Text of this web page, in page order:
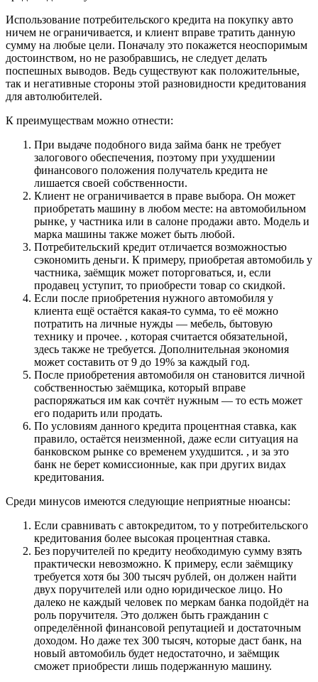
Использование потребительского кредита на покупку авто
ничем не ограничивается, и клиент вправе тратить данную
сумму на любые цели. Поначалу это покажется неоспоримым
достоинством, но не разобравшись, не следует делать
поспешных выводов. Ведь существуют как положительные,
так и негативные стороны этой разновидности кредитования
для автолюбителей.
К преимуществам можно отнести:
При выдаче подобного вида займа банк не требует
залогового обеспечения, поэтому при ухудшении
финансового положения получатель кредита не
лишается своей собственности.
Клиент не ограничивается в праве выбора. Он может
приобретать машину в любом месте: на автомобильном
рынке, у частника или в салоне продажи авто. Модель и
марка машины также может быть любой.
Потребительский кредит отличается возможностью
сэкономить деньги. К примеру, приобретая автомобиль у
частника, заёмщик может поторговаться, и, если
продавец уступит, то приобрести товар со скидкой.
Если после приобретения нужного автомобиля у
клиента ещё остаётся какая-то сумма, то её можно
потратить на личные нужды — мебель, бытовую
технику и прочее. , которая считается обязательной,
здесь также не требуется. Дополнительная экономия
может составить от 9 до 19% за каждый год.
После приобретения автомобиля он становится личной
собственностью заёмщика, который вправе
распоряжаться им как сочтёт нужным — то есть может
его подарить или продать.
По условиям данного кредита процентная ставка, как
правило, остаётся неизменной, даже если ситуация на
банковском рынке со временем ухудшится. , и за это
банк не берет комиссионные, как при других видах
кредитования.
Среди минусов имеются следующие неприятные нюансы:
Если сравнивать с автокредитом, то у потребительского
кредитования более высокая процентная ставка.
Без поручителей по кредиту необходимую сумму взять
практически невозможно. К примеру, если заёмщику
требуется хотя бы 300 тысяч рублей, он должен найти
двух поручителей или одно юридическое лицо. Но
далеко не каждый человек по меркам банка подойдёт на
роль поручителя. Это должен быть гражданин с
определённой финансовой репутацией и достаточным
доходом. Но даже тех 300 тысяч, которые даст банк, на
новый автомобиль будет недостаточно, и заёмщик
сможет приобрести лишь подержанную машину.